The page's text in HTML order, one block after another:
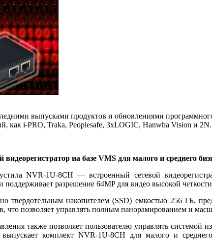
выпусками продуктов и обновлениями
как i-PRO, Traka, Peoplesafe, 3xLOGIC, Hanwha Vision и 2N.
видеорегистратор на базе VMS для малого и среднего
NVR-1U-8CH — встроенный сетевой
поддерживает разрешение 64MP для видео высокой
твердотельным накопителем (SSD) емкостью 256 ГБ,
что позволяет управлять полным панорамированием и
также позволяет пользователю управлять
комплект NVR-1U-8CH для малого и